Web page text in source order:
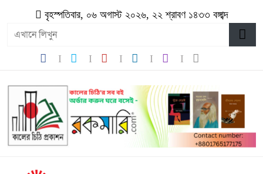
বৃহস্পতিবার, ০৬ অগাস্ট ২০২৬, ২২ শ্রাবণ ১৪৩৩ বঙ্গাব্দ